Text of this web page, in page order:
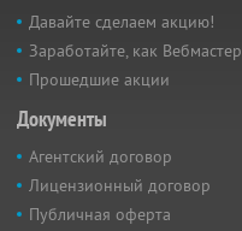
Давайте сделаем акцию!
Заработайте, как Вебмастер
Прошедшие акции
Документы
Агентский договор
Лицензионный договор
Публичная оферта